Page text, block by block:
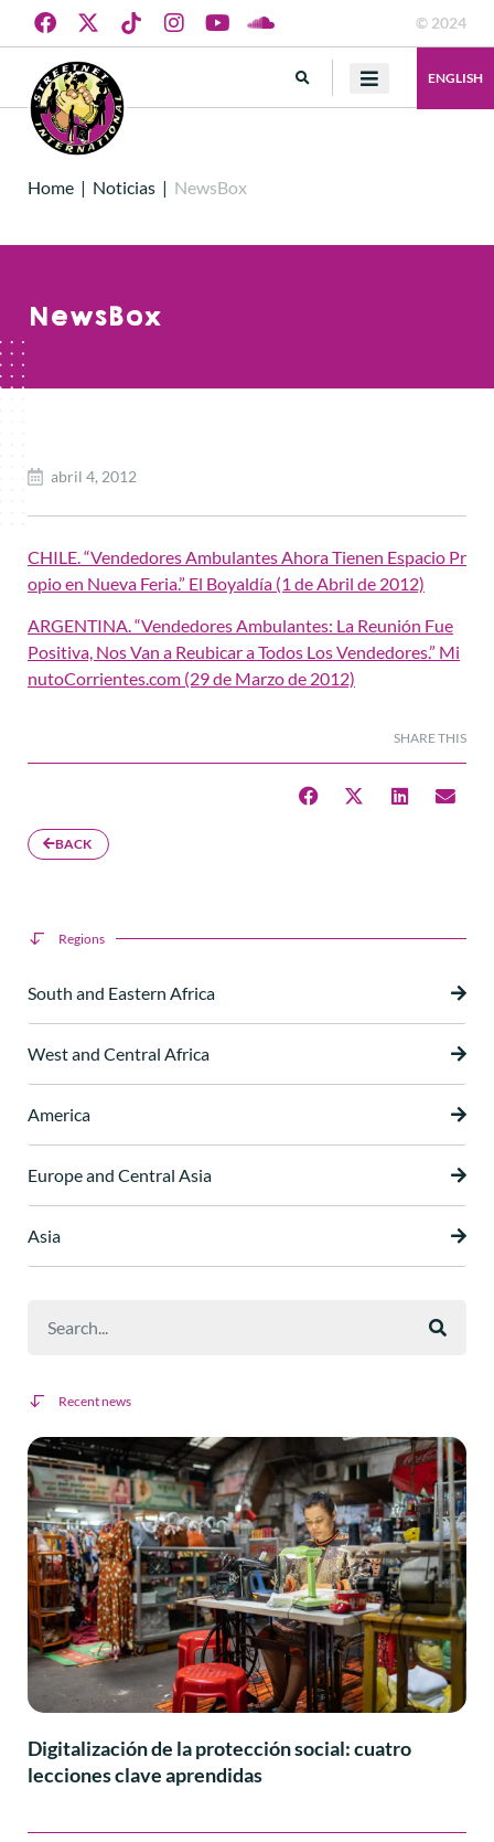
© 2024
ENGLISH
Home | Noticias | NewsBox
NewsBox
abril 4, 2012
CHILE. “Vendedores Ambulantes Ahora Tienen Espacio Pr
opio en Nueva Feria.” El Boyaldía (1 de Abril de 2012)
ARGENTINA. “Vendedores Ambulantes: La Reunión Fue
Positiva, Nos Van a Reubicar a Todos Los Vendedores.” Mi
nutoCorrientes.com (29 de Marzo de 2012)
SHARE THIS
BACK
Regions
South and Eastern Africa
West and Central Africa
America
Europe and Central Asia
Asia
Recent news
Digitalización de la protección social: cuatro
lecciones clave aprendidas